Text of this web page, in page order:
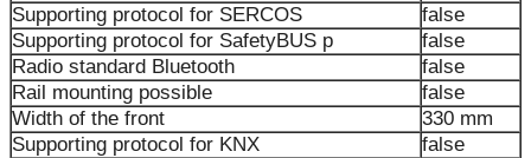
Supporting protocol for SERCOS
false
Supporting protocol for SafetyBUS p
false
Radio standard Bluetooth
false
Rail mounting possible
false
Width of the front
330 mm
Supporting protocol for KNX
false